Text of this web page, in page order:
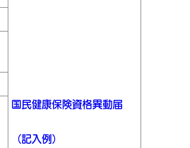
国民健康保険資格異動届
（記入例）